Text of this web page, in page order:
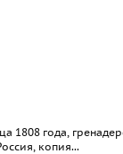
1808 года,
копия...